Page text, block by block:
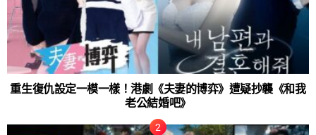
重生復仇設定一模一樣！港劇《夫妻的博弈》遭疑抄襲《和我
老公結婚吧》